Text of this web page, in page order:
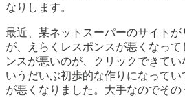
なりします。
最近、某ネットスーパーのサイト
が、えらくレスポンスが悪くなっ
ンスが悪いのが、クリックできて
いうだいぶ初歩的な作りになってい
が悪くなりました。大手なのでその